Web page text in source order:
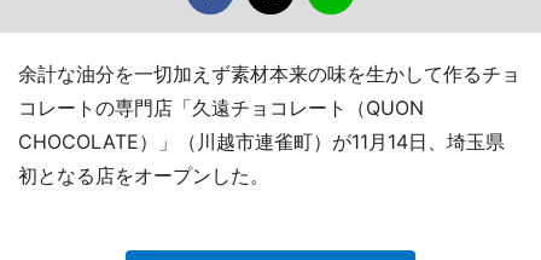
余計な油分を一切加えず素材本来の味を生かして作るチョ
コレートの専門店「久遠チョコレート（QUON
CHOCOLATE）」（川越市連雀町）が11月14日、埼玉県
初となる店をオープンした。